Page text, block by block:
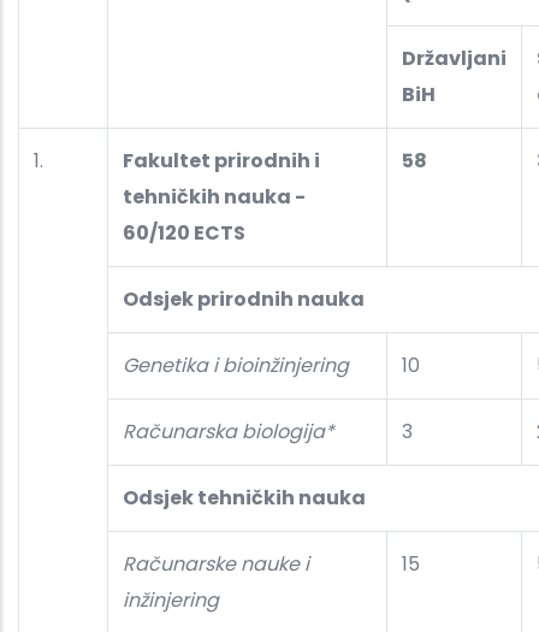
Državljani
BiH
1.
Fakultet prirodnih i
tehničkih nauka -
60/120 ECTS
58
Odsjek prirodnih nauka
Genetika i bioinžinjering 10
Računarska biologija* 3
Odsjek tehničkih nauka
Računarske nauke i
inžinjering
15